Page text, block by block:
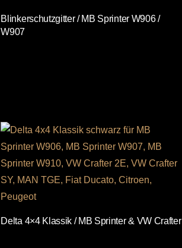
Blinkerschutzgitter / MB Sprinter W906 /
W907
Delta 4×4 Klassik / MB Sprinter & VW Crafter